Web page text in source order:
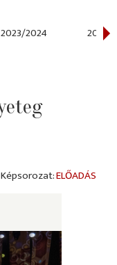
2023/2024 2021/
ELŐADÁS